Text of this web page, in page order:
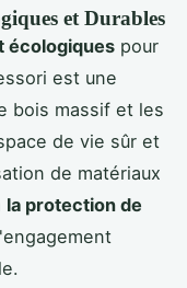
et Durables
écologiques pour
est une
bois massif et les
de vie sûr et
de matériaux
la protection de